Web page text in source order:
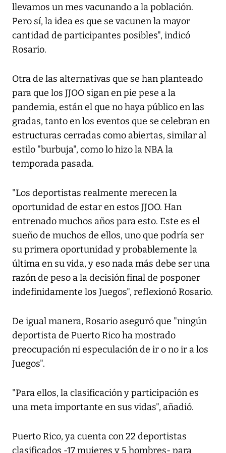
llevamos un mes vacunando a la población.
Pero sí, la idea es que se vacunen la mayor
cantidad de participantes posibles", indicó
Rosario.
Otra de las alternativas que se han planteado
para que los JJOO sigan en pie pese a la
pandemia, están el que no haya público en las
gradas, tanto en los eventos que se celebran en
estructuras cerradas como abiertas, similar al
estilo "burbuja", como lo hizo la NBA la
temporada pasada.
"Los deportistas realmente merecen la
oportunidad de estar en estos JJOO. Han
entrenado muchos años para esto. Este es el
sueño de muchos de ellos, uno que podría ser
su primera oportunidad y probablemente la
última en su vida, y eso nada más debe ser una
razón de peso a la decisión final de posponer
indefinidamente los Juegos", reflexionó Rosario.
De igual manera, Rosario aseguró que "ningún
deportista de Puerto Rico ha mostrado
preocupación ni especulación de ir o no ir a los
Juegos".
"Para ellos, la clasificación y participación es
una meta importante en sus vidas", añadió.
Puerto Rico, ya cuenta con 22 deportistas
clasificados -17 mujeres y 5 hombres- para